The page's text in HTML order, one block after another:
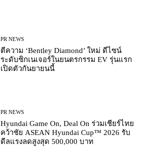
PR NEWS
ตีความ ‘Bentley Diamond’ ใหม่ ดีไซน์
ระดับซิกเนเจอร์ในยนตรกรรม EV รุ่นแรก
เปิดตัวกันยายนนี้
PR NEWS
Hyundai Game On, Deal On ร่วมเชียร์ไทย
คว้าชัย ASEAN Hyundai Cup™ 2026 รับ
ดีลแรงลดสูงสุด 500,000 บาท